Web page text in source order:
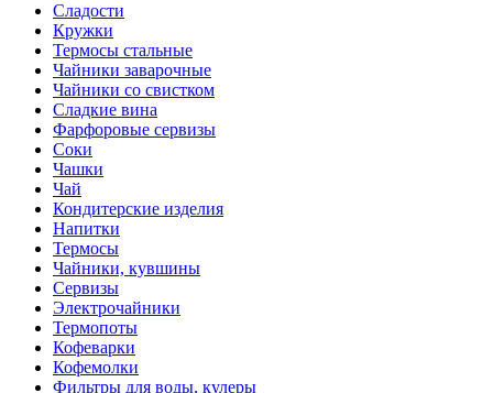
Сладости
Кружки
Термосы стальные
Чайники заварочные
Чайники со свистком
Сладкие вина
Фарфоровые сервизы
Соки
Чашки
Чай
Кондитерские изделия
Напитки
Термосы
Чайники, кувшины
Сервизы
Электрочайники
Термопоты
Кофеварки
Кофемолки
Фильтры для воды, кулеры